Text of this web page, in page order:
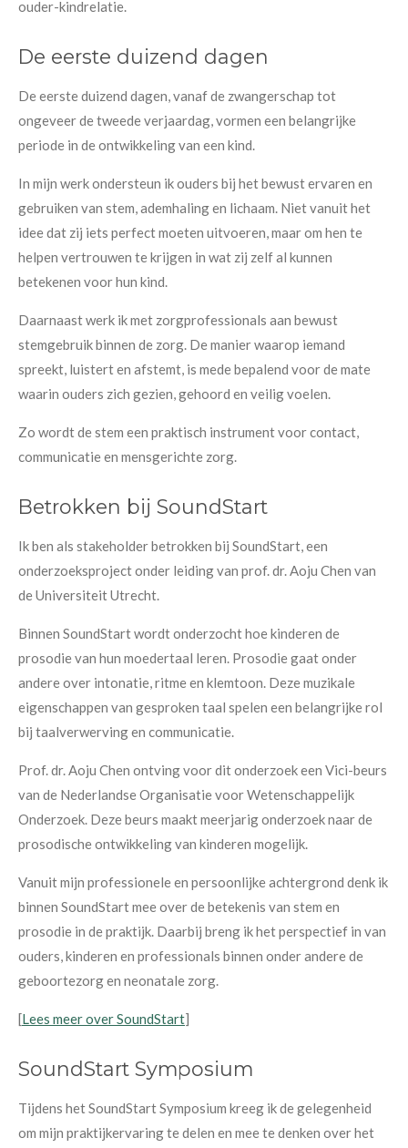
ouder-kindrelatie.
De eerste duizend dagen
De eerste duizend dagen, vanaf de zwangerschap tot
ongeveer de tweede verjaardag, vormen een belangrijke
periode in de ontwikkeling van een kind.
In mijn werk ondersteun ik ouders bij het bewust ervaren en
gebruiken van stem, ademhaling en lichaam. Niet vanuit het
idee dat zij iets perfect moeten uitvoeren, maar om hen te
helpen vertrouwen te krijgen in wat zij zelf al kunnen
betekenen voor hun kind.
Daarnaast werk ik met zorgprofessionals aan bewust
stemgebruik binnen de zorg. De manier waarop iemand
spreekt, luistert en afstemt, is mede bepalend voor de mate
waarin ouders zich gezien, gehoord en veilig voelen.
Zo wordt de stem een praktisch instrument voor contact,
communicatie en mensgerichte zorg.
Betrokken bij SoundStart
Ik ben als stakeholder betrokken bij SoundStart, een
onderzoeksproject onder leiding van prof. dr. Aoju Chen van
de Universiteit Utrecht.
Binnen SoundStart wordt onderzocht hoe kinderen de
prosodie van hun moedertaal leren. Prosodie gaat onder
andere over intonatie, ritme en klemtoon. Deze muzikale
eigenschappen van gesproken taal spelen een belangrijke rol
bij taalverwerving en communicatie.
Prof. dr. Aoju Chen ontving voor dit onderzoek een Vici-beurs
van de Nederlandse Organisatie voor Wetenschappelijk
Onderzoek. Deze beurs maakt meerjarig onderzoek naar de
prosodische ontwikkeling van kinderen mogelijk.
Vanuit mijn professionele en persoonlijke achtergrond denk ik
binnen SoundStart mee over de betekenis van stem en
prosodie in de praktijk. Daarbij breng ik het perspectief in van
ouders, kinderen en professionals binnen onder andere de
geboortezorg en neonatale zorg.
[Lees meer over SoundStart]
SoundStart Symposium
Tijdens het SoundStart Symposium kreeg ik de gelegenheid
om mijn praktijkervaring te delen en mee te denken over het